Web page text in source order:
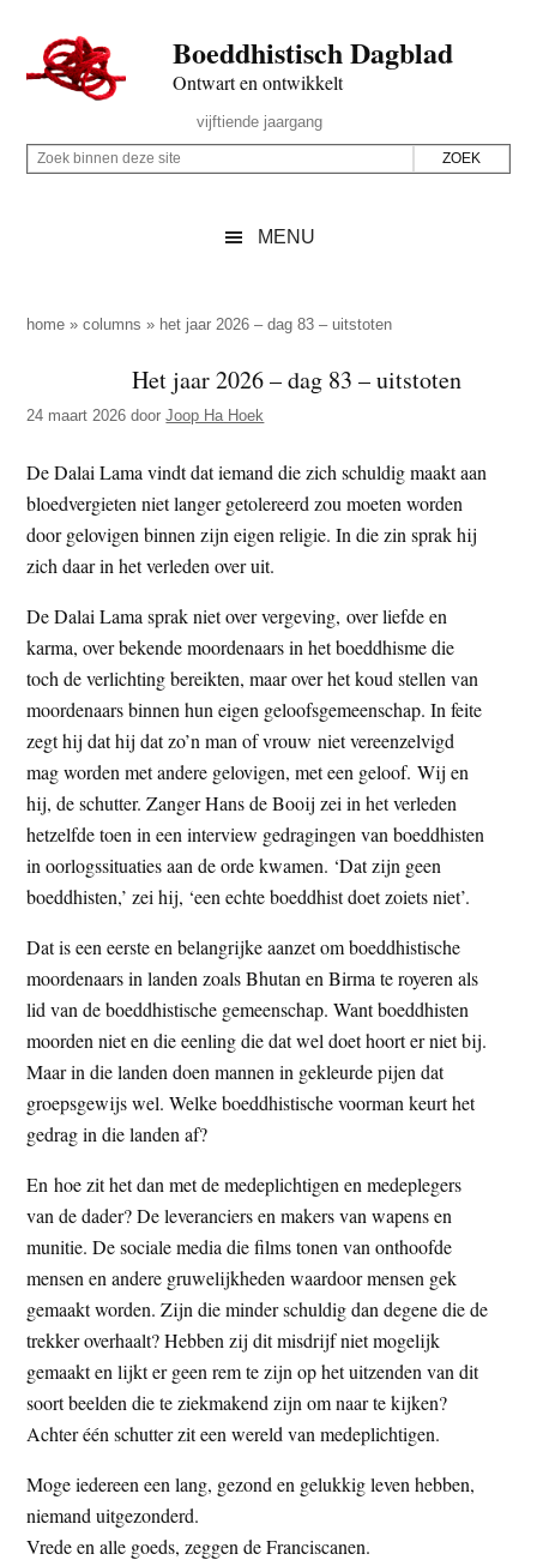
naar
de
inhoud
secondary
naar
de
sidebar
naar
de
Boeddhistisch Dagblad
Ontwart en ontwikkelt
Rechts
vijftiende jaargang
Z
p
z
e
s
i
t
Z
i
e
d
e
z
e
i
t
e
MENU
home »columns » het jaar 2026 – dag 83 – uitstoten
Het jaar 2026 – dag 83 – uitstoten
24 maart 2026 doorJoop Ha Hoek
De Dalai Lama vindt dat iemand die zich schuldig maakt aan
bloedvergieten niet langer getolereerd zou moeten worden
door gelovigen binnen zijn eigen religie. In die zin sprak hij
zich daar in het verleden over uit.
De Dalai Lama sprak niet over vergeving, over liefde en
karma, over bekende moordenaars in het boeddhisme die
toch de verlichting bereikten, maar over het koud stellen van
moordenaars binnen hun eigen geloofsgemeenschap. In feite
zegt hij dat hij dat zo’n man of vrouw niet vereenzelvigd
mag worden met andere gelovigen, met een geloof. Wij en
hij, de schutter. Zanger Hans de Booij zei in het verleden
hetzelfde toen in een interview gedragingen van boeddhisten
in oorlogssituaties aan de orde kwamen. ‘Dat zijn geen
boeddhisten,’ zei hij, ‘een echte boeddhist doet zoiets niet’.
Dat is een eerste en belangrijke aanzet om boeddhistische
moordenaars in landen zoals Bhutan en Birma te royeren als
lid van de boeddhistische gemeenschap. Want boeddhisten
moorden niet en die eenling die dat wel doet hoort er niet bij.
Maar in die landen doen mannen in gekleurde pijen dat
groepsgewijs wel. Welke boeddhistische voorman keurt het
gedrag in die landen af?
En hoe zit het dan met de medeplichtigen en medeplegers
van de dader? De leveranciers en makers van wapens en
munitie. De sociale media die films tonen van onthoofde
mensen en andere gruwelijkheden waardoor mensen gek
gemaakt worden. Zijn die minder schuldig dan degene die de
trekker overhaalt? Hebben zij dit misdrijf niet mogelijk
gemaakt en lijkt er geen rem te zijn op het uitzenden van dit
soort beelden die te ziekmakend zijn om naar te kijken?
Achter één schutter zit een wereld van medeplichtigen.
Moge iedereen een lang, gezond en gelukkig leven hebben,
niemand uitgezonderd.
Vrede en alle goeds, zeggen de Franciscanen.